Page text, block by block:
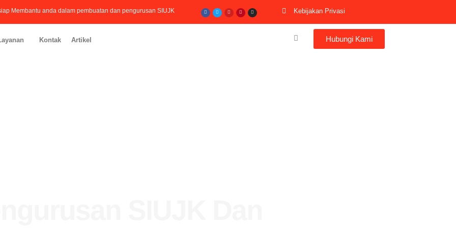
Membantu anda dalam pembuatan dan pengurusan SIUJK Kebijakan Privasi
Kontak Artikel Hubungi Kami